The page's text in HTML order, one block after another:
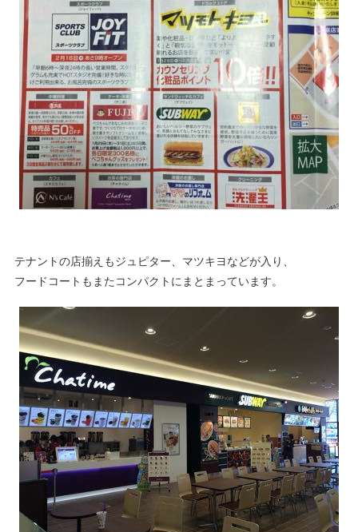
テナントの店揃えもジュピター、マツキヨなどが入り、
フードコートもまたコンパクトにまとまっています。